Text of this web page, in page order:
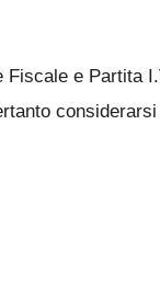
e Partita